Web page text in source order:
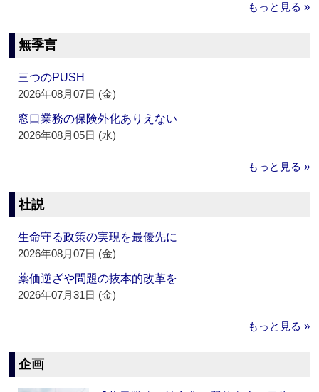
もっと見る »
無季言
三つのPUSH
2026年08月07日 (金)
窓口業務の保険外化ありえない
2026年08月05日 (水)
もっと見る »
社説
生命守る政策の実現を最優先に
2026年08月07日 (金)
薬価逆ざや問題の抜本的改革を
2026年07月31日 (金)
もっと見る »
企画